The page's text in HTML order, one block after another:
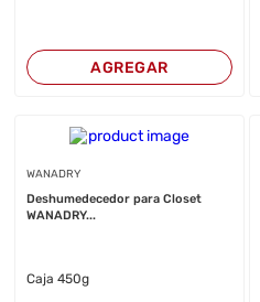
AGREGAR
WANADRY
Deshumedecedor para Closet
WANADRY...
Caja 450g